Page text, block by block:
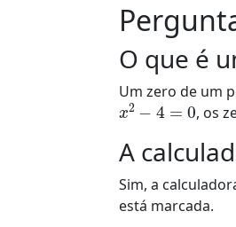
O que é
Um zero de um
x2−4=0
, os
A
Sim, a
está marcada.